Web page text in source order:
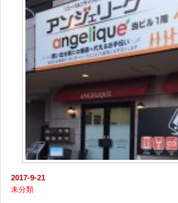
2017-9-21
未分類